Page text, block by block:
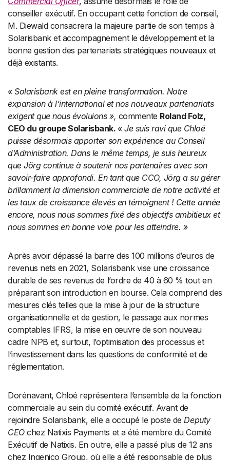
conseiller exécutif. En occupant cette fonction de conseil,
M. Diewald consacrera la majeure partie de son temps à
Solarisbank et accompagnement le développement et la
bonne gestion des partenariats stratégiques nouveaux et
déjà existants.
« Solarisbank est en pleine transformation. Notre
expansion à l’international et nos nouveaux partenariats
exigent que nous évoluions », commente Roland Folz,
CEO du groupe Solarisbank. « Je suis ravi que Chloé
puisse désormais apporter son expérience au Conseil
d’Administration. Dans le même temps, je suis heureux
que Jörg continue à soutenir nos partenaires avec son
savoir-faire approfondi. En tant que CCO, Jörg a su gérer
brillamment la dimension commerciale de notre activité et
les taux de croissance élevés en témoignent ! Cette année
encore, nous nous sommes fixé des objectifs ambitieux et
nous sommes en bonne voie pour les atteindre. »
Après avoir dépassé la barre des 100 millions d’euros de
revenus nets en 2021, Solarisbank vise une croissance
durable de ses revenus de l’ordre de 40 à 60 % tout en
préparant son introduction en bourse. Cela comprend des
mesures clés telles que la mise à jour de la structure
organisationnelle et de gestion, le passage aux normes
comptables IFRS, la mise en œuvre de son nouveau
cadre NPB et, surtout, l’optimisation des processus et
l’investissement dans les questions de conformité et de
réglementation.
Dorénavant, Chloé représentera l’ensemble de la fonction
commerciale au sein du comité exécutif. Avant de
rejoindre Solarisbank, elle a occupé le poste deDeputy
CEOchez Natixis Payments et a été membre du Comité
Exécutif de Natixis. En outre, elle a passé plus de 12 ans
chez Ingenico Group, où elle a été responsable de plus